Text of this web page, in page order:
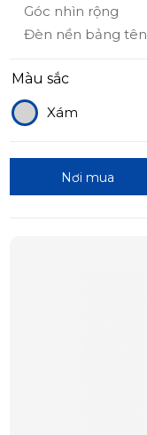
Góc nhìn rộng
Đèn nền bảng tên
Màu sắc
Xám
Nơi mua